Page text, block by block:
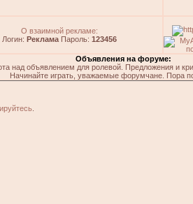
О взаимной рекламе:
Логин: РекламаПароль: 123456
Объявления на форуме:
над объявлением для ролевой. Предложения и
Начинайте играть, уважаемые форумчане. Пора
.